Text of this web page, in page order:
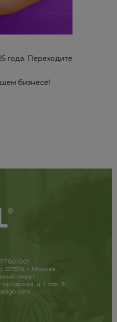
года. Переходите
бизнесе!
г.Москва,
округ
д. 1, стр. 5